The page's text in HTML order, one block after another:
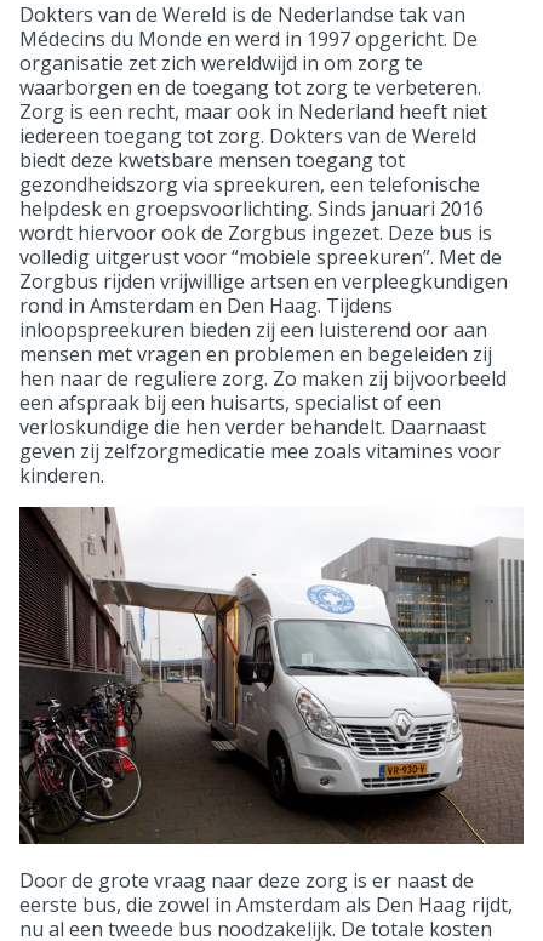
Dokters van de Wereld is de Nederlandse tak van
Médecins du Monde en werd in 1997 opgericht. De
organisatie zet zich wereldwijd in om zorg te
waarborgen en de toegang tot zorg te verbeteren.
Zorg is een recht, maar ook in Nederland heeft niet
iedereen toegang tot zorg. Dokters van de Wereld
biedt deze kwetsbare mensen toegang tot
gezondheidszorg via spreekuren, een telefonische
helpdesk en groepsvoorlichting. Sinds januari 2016
wordt hiervoor ook de Zorgbus ingezet. Deze bus is
volledig uitgerust voor “mobiele spreekuren”. Met de
Zorgbus rijden vrijwillige artsen en verpleegkundigen
rond in Amsterdam en Den Haag. Tijdens
inloopspreekuren bieden zij een luisterend oor aan
mensen met vragen en problemen en begeleiden zij
hen naar de reguliere zorg. Zo maken zij bijvoorbeeld
een afspraak bij een huisarts, specialist of een
verloskundige die hen verder behandelt. Daarnaast
geven zij zelfzorgmedicatie mee zoals vitamines voor
kinderen.
Door de grote vraag naar deze zorg is er naast de
eerste bus, die zowel in Amsterdam als Den Haag rijdt,
nu al een tweede bus noodzakelijk. De totale kosten